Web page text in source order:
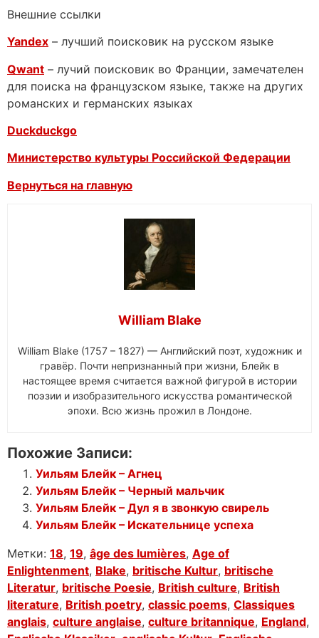
Внешние ссылки
Yandex – лучший поисковик на русском языке
Qwant – лучий поисковик во Франции, замечателен
для поиска на французском языке, также на других
романских и германских языках
Duckduckgo
Министерство культуры Российской Федерации
Вернуться на главную
William Blake
William Blake (1757 – 1827) — Английский поэт, художник и
гравёр. Почти непризнанный при жизни, Блейк в
настоящее время считается важной фигурой в истории
поэзии и изобразительного искусства романтической
эпохи. Всю жизнь прожил в Лондоне.
Похожие Записи:
Уильям Блейк – Агнец
Уильям Блейк – Черный мальчик
Уильям Блейк – Дул я в звонкую свирель
Уильям Блейк – Искательнице успеха
Метки: 18, 19, âge des lumières, Age of
Enlightenment, Blake, britische Kultur, britische
Literatur, britische Poesie, British culture, British
literature, British poetry, classic poems, Classiques
anglais, culture anglaise, culture britannique, England,